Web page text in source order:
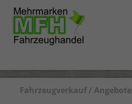
Fahrzeugverkauf / Angebote